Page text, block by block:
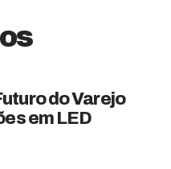
do Varejo
em LED